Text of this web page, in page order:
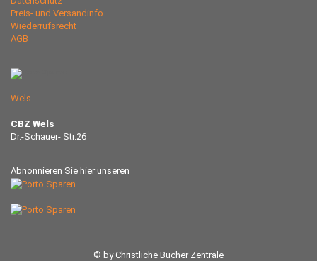
Preis- und Versandinfo
Wiederrufsrecht
AGB
Wels
CBZ Wels
Dr.-Schauer- Str.26
Abnonnieren Sie hier unseren
© by Christliche Bücher Zentrale